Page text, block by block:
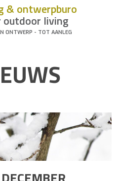
& ontwerpburo
outdoor living
ONTWERP - TOT AANLEG